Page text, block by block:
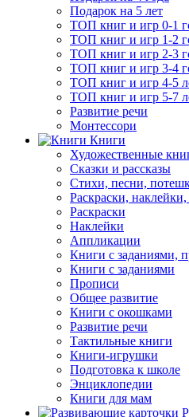
Подарок на 5 лет
ТОП книг и игр 0-1
ТОП книг и игр 1-2
ТОП книг и игр 2-3
ТОП книг и игр 3-4
ТОП книг и игр 4-5
ТОП книг и игр 5-7
Развитие речи
Монтессори
Книги
Художественные
Сказки и рассказы
Стихи, песни,
Раскраски,
Раскраски
Наклейки
Аппликации
Книги с заданиями,
Книги с заданиями
Прописи
Общее развитие
Книги с окошками
Развитие речи
Тактильные книги
Книги-игрушки
Подготовка к школе
Энциклопедии
Книги для мам